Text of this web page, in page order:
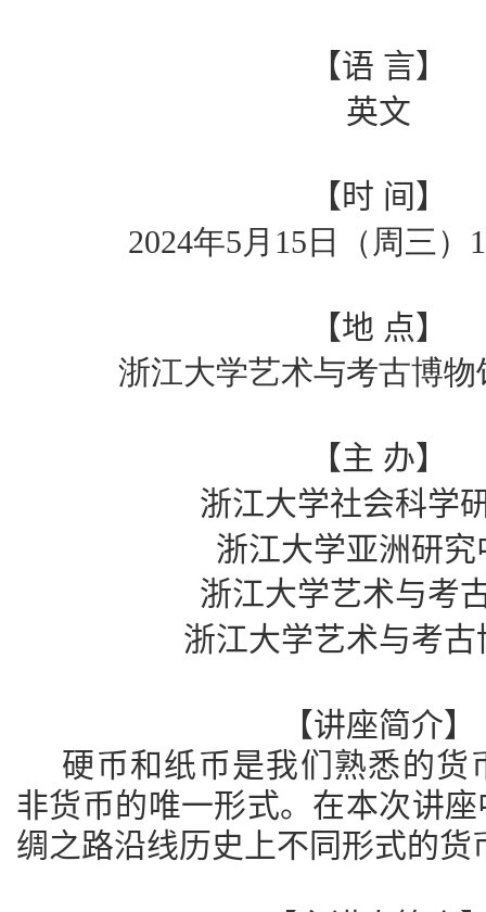
【语 言】
英文
【时 间】
2024年5 月 15日（周三）
【地 点】
浙江大学艺术与考古博
【主 办】
浙江大学社会科学
浙江大学亚洲研究
浙江大学艺术与考
浙江大学艺术与考古
【讲座简介】
硬币和纸币是我们熟悉的货
非货币的唯一形式。在本次讲
绸之路沿线历史上不同形式的货